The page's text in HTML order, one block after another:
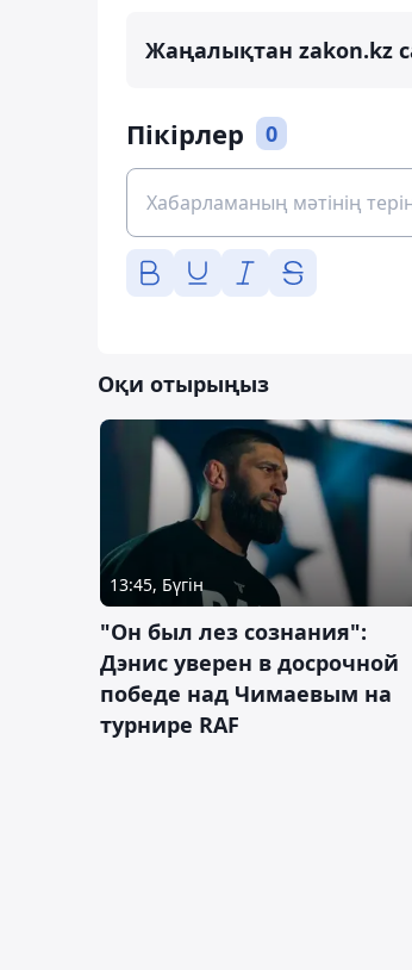
Жаңалықтан zakon.kz
Пікірлер 0
Оқи отырыңыз
13:45, Бүгін
"Он был лез сознания":
Дэнис уверен в досрочной
победе над Чимаевым на
турнире RAF